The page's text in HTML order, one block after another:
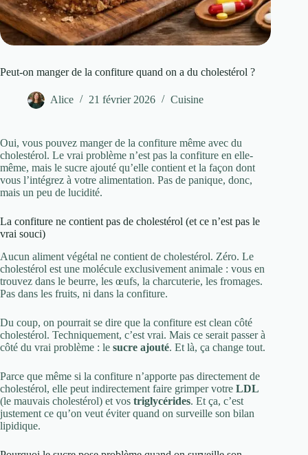
Peut-on manger de la confiture quand on a du cholestérol ?
Alice 21 février 2026 Cuisine
Oui, vous pouvez manger de la confiture même avec du
cholestérol. Le vrai problème n’est pas la confiture en elle-
même, mais le sucre ajouté qu’elle contient et la façon dont
vous l’intégrez à votre alimentation. Pas de panique, donc,
mais un peu de lucidité.
La confiture ne contient pas de cholestérol (et ce n’est pas le
vrai souci)
Aucun aliment végétal ne contient de cholestérol. Zéro. Le
cholestérol est une molécule exclusivement animale : vous en
trouvez dans le beurre, les œufs, la charcuterie, les fromages.
Pas dans les fruits, ni dans la confiture.
Du coup, on pourrait se dire que la confiture est clean côté
cholestérol. Techniquement, c’est vrai. Mais ce serait passer à
côté du vrai problème : le sucre ajouté. Et là, ça change tout.
Parce que même si la confiture n’apporte pas directement de
cholestérol, elle peut indirectement faire grimper votre LDL
(le mauvais cholestérol) et vos triglycérides. Et ça, c’est
justement ce qu’on veut éviter quand on surveille son bilan
lipidique.